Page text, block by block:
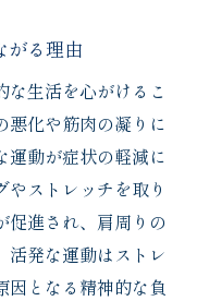
がる理由
生活を心がけるこ
悪化や筋肉の凝りに
運動が症状の軽減に
ストレッチを取り
促進され、肩周りの
活発な運動はストレ
因となる精神的な負